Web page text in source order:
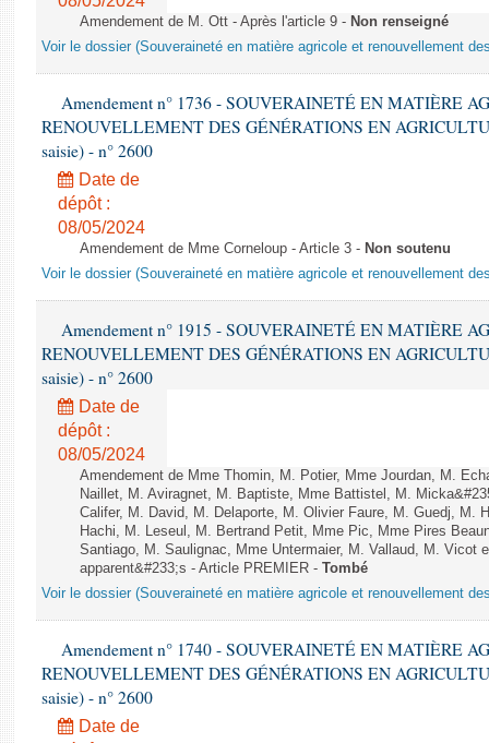
Amendement de M. Ott - Après l'article 9 - Non renseigné
Voir le dossier (Souveraineté en matière agricole et renouvellement
Amendement n° 1736 - SOUVERAINETÉ EN MATIÈRE
RENOUVELLEMENT DES GÉNÉRATIONS EN
saisie) - n° 2600
Date de
dépôt :
08/05/2024
Amendement de Mme Corneloup - Article 3 - Non soutenu
Voir le dossier (Souveraineté en matière agricole et renouvellement
Amendement n° 1915 - SOUVERAINETÉ EN MATIÈRE
RENOUVELLEMENT DES GÉNÉRATIONS EN
saisie) - n° 2600
Date de
dépôt :
08/05/2024
Amendement de Mme Thomin, M. Potier, Mme Jourdan, M.
Naillet, M. Aviragnet, M. Baptiste, Mme Battistel, M.
Califer, M. David, M. Delaporte, M. Olivier Faure, M. Guedj, M.
Hachi, M. Leseul, M. Bertrand Petit, Mme Pic, Mme Pires
Santiago, M. Saulignac, Mme Untermaier, M. Vallaud, M. Vicot
apparent&#233;s - Article PREMIER - Tombé
Voir le dossier (Souveraineté en matière agricole et renouvellement
Amendement n° 1740 - SOUVERAINETÉ EN MATIÈRE
RENOUVELLEMENT DES GÉNÉRATIONS EN
saisie) - n° 2600
Date de